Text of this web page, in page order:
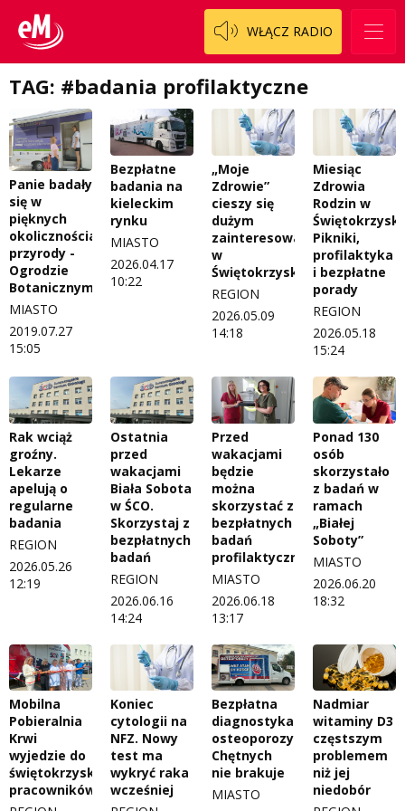
WŁĄCZ RADIO
Słowo Dnia
Tak wierzę
Weekend z blondynką
W starych Kielcach
Wszystko w temacie
Regulamin darowizn
Regulamin konkursu Zwierzak naszej klasy
Polityka prywatności
ZNAJDZIESZ NAS TAKŻE NA
TAG: #badania profilaktyczne
Panie badały
się w
pięknych
okolicznościach
przyrody -
Ogrodzie
Botanicznym
MIASTO
2019.07.27
15:05
Bezpłatne
badania na
kieleckim
rynku
MIASTO
2026.04.17
10:22
„Moje
Zdrowie”
cieszy się
dużym
zainteresowaniem
w
Świętokrzyskiem
REGION
2026.05.09
14:18
Miesiąc
Zdrowia
Rodzin w
Pikniki,
profilaktyka
i bezpłatne
porady
REGION
2026.05.18
15:24
Rak wciąż
groźny.
Lekarze
apelują o
regularne
badania
REGION
2026.05.26
12:19
Ostatnia
przed
wakacjami
Biała Sobota
w ŚCO.
Skorzystaj z
bezpłatnych
badań
REGION
2026.06.16
14:24
Przed
wakacjami
będzie
można
skorzystać z
bezpłatnych
badań
profilaktycznych
MIASTO
2026.06.18
13:17
Ponad 130
osób
skorzystało
z badań w
ramach
„Białej
Soboty”
MIASTO
2026.06.20
18:32
Mobilna
Pobieralnia
Krwi
wyjedzie do
świętokrzyskich
pracowników
Koniec
cytologii na
NFZ. Nowy
test ma
wykryć raka
wcześniej
Bezpłatna
diagnostyka
osteoporozy.
Chętnych
nie brakuje
MIASTO
Nadmiar
witaminy D3
częstszym
problemem
niż jej
niedobór